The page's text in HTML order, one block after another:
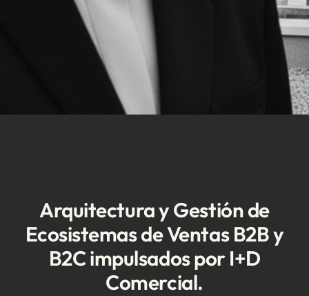
Arquitectura y Gestión de
Ecosistemas de Ventas B2B y
B2C impulsados por I+D
Comercial.